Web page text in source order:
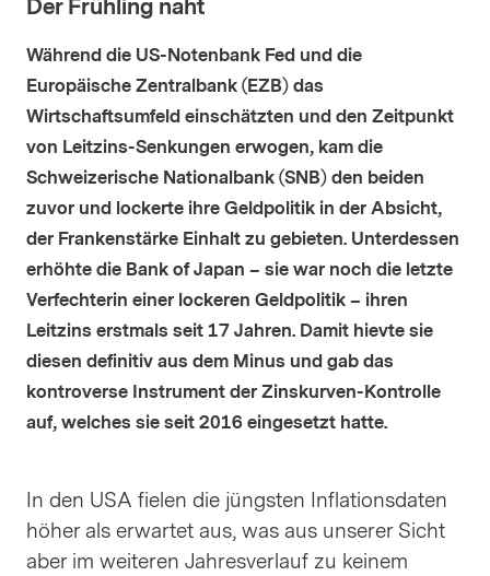
Der Frühling naht
Während die US-Notenbank Fed und die
Europäische Zentralbank (EZB) das
Wirtschaftsumfeld einschätzten und den Zeitpunkt
von Leitzins-Senkungen erwogen, kam die
Schweizerische Nationalbank (SNB) den beiden
zuvor und lockerte ihre Geldpolitik in der Absicht,
der Frankenstärke Einhalt zu gebieten. Unterdessen
erhöhte die Bank of Japan – sie war noch die letzte
Verfechterin einer lockeren Geldpolitik – ihren
Leitzins erstmals seit 17 Jahren. Damit hievte sie
diesen definitiv aus dem Minus und gab das
kontroverse Instrument der Zinskurven-Kontrolle
auf, welches sie seit 2016 eingesetzt hatte.
In den USA fielen die jüngsten Inflationsdaten
höher als erwartet aus, was aus unserer Sicht
aber im weiteren Jahresverlauf zu keinem